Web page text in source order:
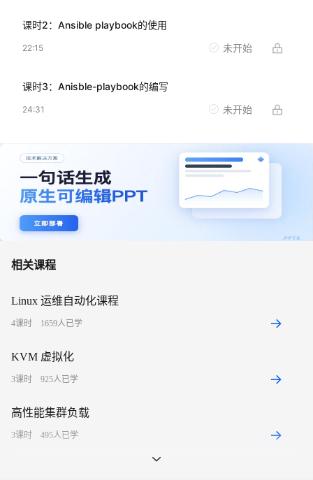
课时2： Ansible playbook的使用
22:15 未开始
课时3： Anisble-playbook的编写
24:31 未开始
相关课程
Linux 运维自动化课程
4课时 1659人已学
KVM 虚拟化
3课时 925人已学
高性能集群负载
3课时 495人已学